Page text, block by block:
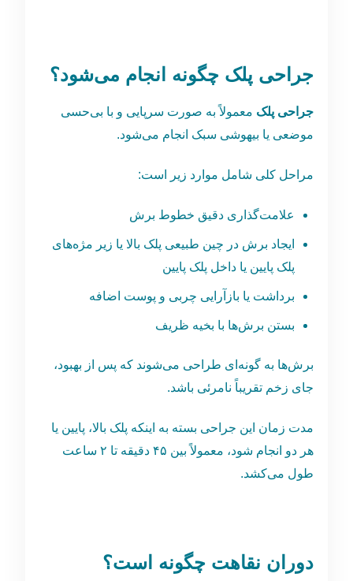
جراحی پلک چگونه انجام می‌شود؟
جراحی پلک معمولاً به ‌صورت سرپایی و با بی‌حسی
موضعی یا بیهوشی سبک انجام می‌شود.
مراحل کلی شامل موارد زیر است:
علامت‌گذاری دقیق خطوط برش
ایجاد برش در چین طبیعی پلک بالا یا زیر مژه‌های
پلک پایین یا داخل پلک پایین
برداشت یا بازآرایی چربی و پوست اضافه
بستن برش‌ها با بخیه ظریف
برش‌ها به‌ گونه‌ای طراحی می‌شوند که پس از بهبود،
جای زخم تقریباً نامرئی باشد.
مدت زمان این جراحی بسته به اینکه پلک بالا، پایین یا
هر دو انجام شود، معمولاً بین ۴۵ دقیقه تا ۲ ساعت
طول می‌کشد.
دوران نقاهت چگونه است؟